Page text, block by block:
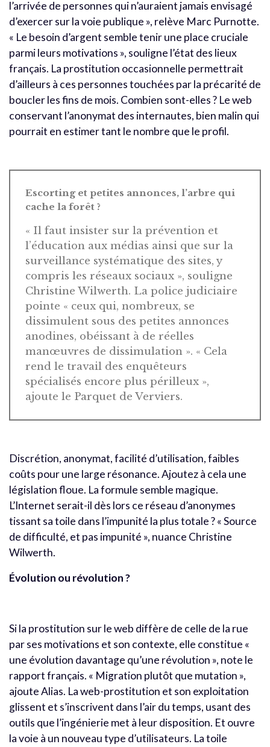
l’arrivée de personnes qui n’auraient jamais envisagé
d’exercer sur la voie publique », relève Marc Purnotte.
« Le besoin d’argent semble tenir une place cruciale
parmi leurs motivations », souligne l’état des lieux
français. La prostitution occasionnelle permettrait
d’ailleurs à ces personnes touchées par la précarité de
boucler les fins de mois. Combien sont-elles ? Le web
conservant l’anonymat des internautes, bien malin qui
pourrait en estimer tant le nombre que le profil.
Escorting et petites annonces, l’arbre qui
cache la forêt ?
« Il faut insister sur la prévention et
l’éducation aux médias ainsi que sur la
surveillance systématique des sites, y
compris les réseaux sociaux », souligne
Christine Wilwerth. La police judiciaire
pointe « ceux qui, nombreux, se
dissimulent sous des petites annonces
anodines, obéissant à de réelles
manœuvres de dissimulation ». « Cela
rend le travail des enquêteurs
spécialisés encore plus périlleux »,
ajoute le Parquet de Verviers.
Discrétion, anonymat, facilité d’utilisation, faibles
coûts pour une large résonance. Ajoutez à cela une
législation floue. La formule semble magique.
L’Internet serait-il dès lors ce réseau d’anonymes
tissant sa toile dans l’impunité la plus totale ? « Source
de difficulté, et pas impunité », nuance Christine
Wilwerth.
Évolution ou révolution ?
Si la prostitution sur le web diffère de celle de la rue
par ses motivations et son contexte, elle constitue «
une évolution davantage qu’une révolution », note le
rapport français. « Migration plutôt que mutation »,
ajoute Alias. La web-prostitution et son exploitation
glissent et s’inscrivent dans l’air du temps, usant des
outils que l’ingénierie met à leur disposition. Et ouvre
la voie à un nouveau type d’utilisateurs. La toile